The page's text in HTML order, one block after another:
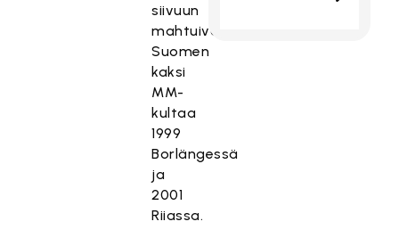
siivuun
mahtuivat
Suomen
kaksi
MM-
kultaa
1999
Borlängessä
ja
2001
Riiassa.